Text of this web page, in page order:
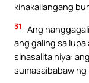
kinakailangang
31
Ang
ang galing sa
sinasalita niya:
sumasaibabaw ng